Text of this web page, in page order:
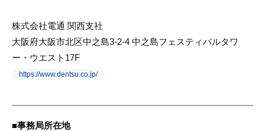
株式会社電通 関西支社
大阪府大阪市北区中之島3-2-4 中之島フェスティバルタワ
ー・ウエスト17F
https://www.dentsu.co.jp/
事務局所在地